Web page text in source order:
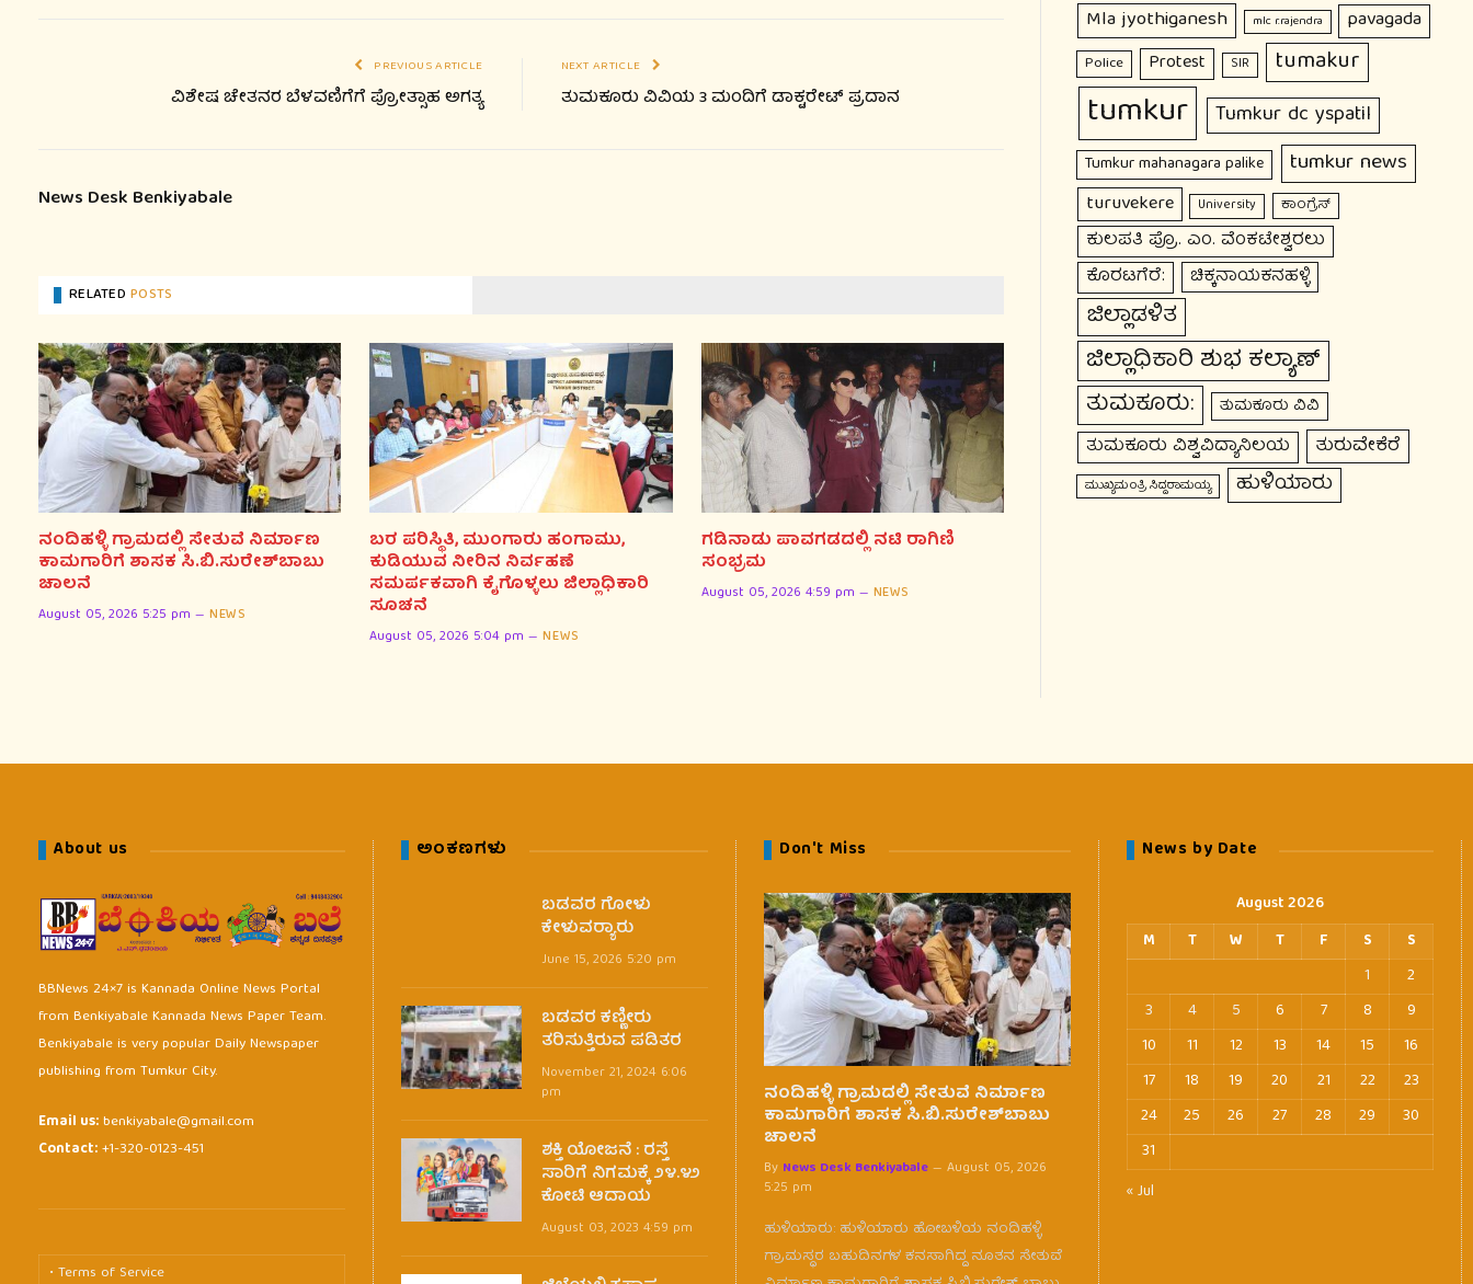
PREVIOUS ARTICLE
ವಿಶೇಷ ಚೇತನರ ಬೆಳವಣಿಗೆಗೆ ಪ್ರೋತ್ಸಾಹ ಅಗತ್ಯ
NEXT ARTICLE
ತುಮಕೂರು ವಿವಿಯ 3 ಮಂದಿಗೆ ಡಾಕ್ಟರೇಟ್ ಪ್ರದಾನ
News Desk Benkiyabale
RELATEDPOSTS
ನಂದಿಹಳ್ಳಿ ಗ್ರಾಮದಲ್ಲಿ ಸೇತುವೆ ನಿರ್ಮಾಣ
ಕಾಮಗಾರಿಗೆ ಶಾಸಕ ಸಿ.ಬಿ.ಸುರೇಶ್‌ಬಾಬು
ಚಾಲನೆ
August 05, 2026 5:25 pm NEWS
ಬರ ಪರಿಸ್ಥಿತಿ, ಮುಂಗಾರು ಹಂಗಾಮು,
ಕುಡಿಯುವ ನೀರಿನ ನಿರ್ವಹಣೆ
ಸಮರ್ಪಕವಾಗಿ ಕೈಗೊಳ್ಳಲು ಜಿಲ್ಲಾಧಿಕಾರಿ
ಸೂಚನೆ
August 05, 2026 5:04 pm NEWS
ಗಡಿನಾಡು ಪಾವಗಡದಲ್ಲಿ ನಟಿ ರಾಗಿಣಿ
ಸಂಭ್ರಮ
August 05, 2026 4:59 pm NEWS
Mla jyothiganesh mlc r.rajendra pavagada
Police Protest SIR tumakur
tumkur Tumkur dc yspatil
Tumkur mahanagara palike tumkur news
turuvekere University ಕಾಂಗ್ರೆಸ್
ಕುಲಪತಿ ಪ್ರೊ. ಎಂ. ವೆಂಕಟೇಶ್ವರಲು
ಕೊರಟಗೆರೆ:
ಚಿಕ್ಕನಾಯಕನಹಳ್ಳಿ
ಜಿಲ್ಲಾಡಳಿತ
ಜಿಲ್ಲಾಧಿಕಾರಿ ಶುಭ ಕಲ್ಯಾಣ್
ತುಮಕೂರು: ತುಮಕೂರು ವಿವಿ
ತುಮಕೂರು ವಿಶ್ವವಿದ್ಯಾನಿಲಯ ತುರುವೇಕೆರೆ
ಮುಖ್ಯಮಂತ್ರಿ ಸಿದ್ದರಾಮಯ್ಯ ಹುಳಿಯಾರು
About us
BBNews 24×7 is Kannada Online News Portal
from Benkiyabale Kannada News Paper Team.
Benkiyabale is very popular Daily Newspaper
publishing from Tumkur City.
Email us:benkiyabale@gmail.com
Contact:+1-320-0123-451
• Terms of Service
ಅಂಕಣಗಳು
ಬಡವರ ಗೋಳು
ಕೇಳುವರ‍್ಯಾರು
June 15, 2026 5:20 pm
ಬಡವರ ಕಣ್ಣೀರು
ತರಿಸುತ್ತಿರುವ ಪಡಿತರ
November 21, 2024 6:06
pm
ಶಕ್ತಿ ಯೋಜನೆ : ರಸ್ತೆ
ಸಾರಿಗೆ ನಿಗಮಕ್ಕೆ ೨೪.೪೨
ಕೋಟಿ ಆದಾಯ
August 03, 2023 4:59 pm
Don't Miss
ನಂದಿಹಳ್ಳಿ ಗ್ರಾಮದಲ್ಲಿ ಸೇತುವೆ ನಿರ್ಮಾಣ
ಕಾಮಗಾರಿಗೆ ಶಾಸಕ ಸಿ.ಬಿ.ಸುರೇಶ್‌ಬಾಬು
ಚಾಲನೆ
By News Desk Benkiyabale
August 05, 2026
5:25 pm
ಹುಳಿಯಾರು: ಹುಳಿಯಾರು ಹೋಬಳಿಯ ನಂದಿಹಳ್ಳಿ
ಗ್ರಾಮಸ್ಥರ ಬಹುದಿನಗಳ ಕನಸಾಗಿದ್ದ ನೂತನ ಸೇತುವೆ
News by Date
August 2026
M
T W T F S
S
1
2
3
4 5 6 7 8
9
10
11 12 13 14 15
16
17
18 19 20 21 22
23
24
25 26 27 28 29
30
31
« Jul